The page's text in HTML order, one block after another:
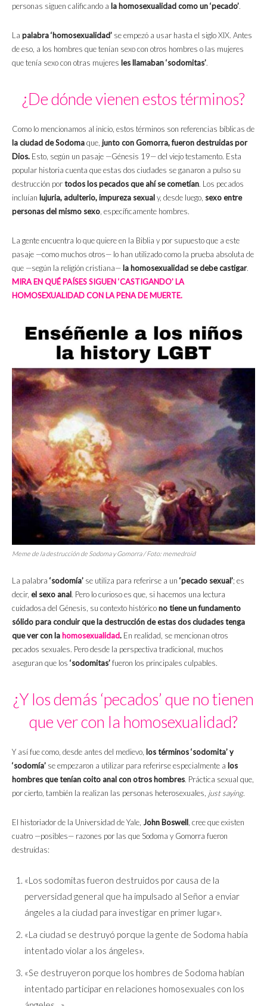
personas siguen calificando a la homosexualidad como un ‘pecado’.
La palabra ‘homosexualidad’ se empezó a usar hasta el siglo XIX. Antes
de eso, a los hombres que tenían sexo con otros hombres o las mujeres
que tenía sexo con otras mujeres les llamaban ‘sodomitas’.
¿De dónde vienen estos términos?
Como lo mencionamos al inicio, estos términos son referencias bíblicas de
la ciudad de Sodomaque, junto con Gomorra, fueron destruidas por
Dios. Esto, según un pasaje —Génesis 19— del viejo testamento. Esta
popular historia cuenta que estas dos ciudades se ganaron a pulso su
destrucción portodos los pecados que ahí se cometían. Los pecados
incluían lujuria, adulterio, impureza sexualy, desde luego, sexo entre
personas del mismo sexo, específicamente hombres.
La gente encuentra lo que quiere en la Biblia y por supuesto que a este
pasaje —como muchos otros— lo han utilizado como la prueba absoluta de
que —según la religión cristiana— la homosexualidad se debe castigar.
MIRA EN QUÉ PAÍSES SIGUEN ‘CASTIGANDO’ LA
HOMOSEXUALIDAD CON LA PENA DE MUERTE.
Meme de la destrucción de Sodoma y Gomorra / Foto: memedroid
La palabra ‘sodomía’ se utiliza para referirse a un ‘pecado sexual’; es
decir, el sexo anal. Pero lo curioso es que, si hacemos una lectura
cuidadosa del Génesis, su contexto históricono tiene un fundamento
sólido para concluir que la destrucción de estas dos ciudades tenga
que ver con la homosexualidad. En realidad, se mencionan otros
pecados sexuales. Pero desde la perspectiva tradicional, muchos
aseguran que los ‘sodomitas’fueron los principales culpables.
¿Y los demás ‘pecados’ que no tienen
que ver con la homosexualidad?
Y así fue como, desde antes del medievo, los términos ‘sodomita’ y
‘sodomía’ se empezaron a utilizar para referirse especialmente a los
hombres que tenían coito anal con otros hombres. Práctica sexual que,
por cierto, también la realizan las personas heterosexuales, just saying.
El historiador de la Universidad de Yale, John Boswell , cree que existen
cuatro —posibles— razones por las que Sodoma y Gomorra fueron
destruídas:
«Los sodomitas fueron destruidos por causa de la
perversidad general que ha impulsado al Señor a enviar
ángeles a la ciudad para investigar en primer lugar».
«La ciudad se destruyó porque la gente de Sodoma había
intentado violar a los ángeles».
«Se destruyeron porque los hombres de Sodoma habían
intentado participar en relaciones homosexuales con los